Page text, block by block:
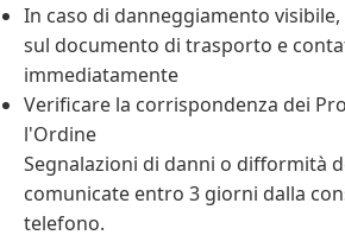
In caso di danneggiamento
sul documento di trasporto e
immediatamente
Verificare la corrispondenza dei
l'Ordine
Segnalazioni di danni o difformità
comunicate entro 3 giorni dalla
telefono.